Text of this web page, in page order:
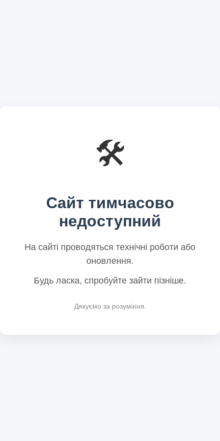
🛠️
Сайт тимчасово
недоступний
На сайті проводяться технічні роботи або
оновлення.
Будь ласка, спробуйте зайти пізніше.
Дякуємо за розуміння.